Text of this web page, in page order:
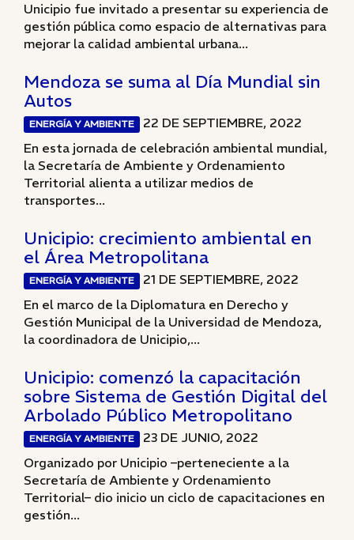
Unicipio fue invitado a presentar su experiencia de
gestión pública como espacio de alternativas para
mejorar la calidad ambiental urbana...
Mendoza se suma al Día Mundial sin
Autos
ENERGÍA Y AMBIENTE
22 DE SEPTIEMBRE, 2022
En esta jornada de celebración ambiental mundial,
la Secretaría de Ambiente y Ordenamiento
Territorial alienta a utilizar medios de
transportes...
Unicipio: crecimiento ambiental en
el Área Metropolitana
ENERGÍA Y AMBIENTE
21 DE SEPTIEMBRE, 2022
En el marco de la Diplomatura en Derecho y
Gestión Municipal de la Universidad de Mendoza,
la coordinadora de Unicipio,...
Unicipio: comenzó la capacitación
sobre Sistema de Gestión Digital del
Arbolado Público Metropolitano
ENERGÍA Y AMBIENTE
23 DE JUNIO, 2022
Organizado por Unicipio –perteneciente a la
Secretaría de Ambiente y Ordenamiento
Territorial– dio inicio un ciclo de capacitaciones en
gestión...